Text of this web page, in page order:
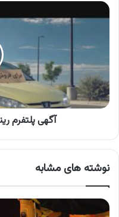
آگهی
پلتفرم
آنلاین
آگهی
آگهی پلتفرم
نوشته های مشابه